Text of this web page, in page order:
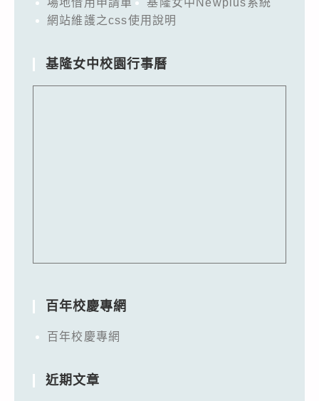
網站維護之css使用說明
基隆女中校園行事曆
百年校慶專網
百年校慶專網
近期文章